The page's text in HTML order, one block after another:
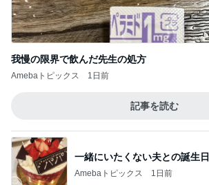
我慢の限界で飲んだ先生の処方
Amebaトピックス 1日前
記事を読む
一緒にいたくない夫との誕生日
Amebaトピックス 1日前